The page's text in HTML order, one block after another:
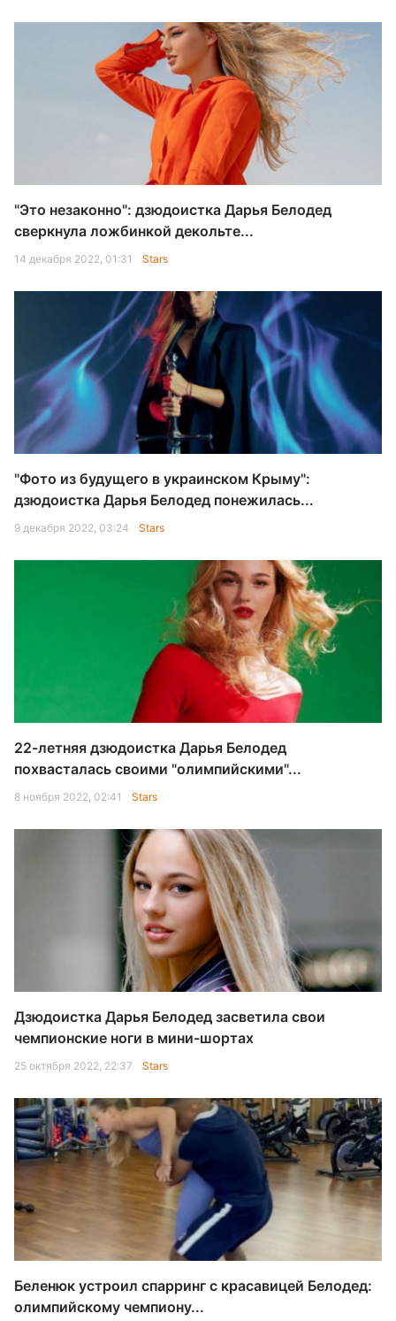
"Это незаконно": дзюдоистка Дарья Белодед
сверкнула ложбинкой декольте...
14 декабря 2022, 01:31 Stars
"Фото из будущего в украинском Крыму":
дзюдоистка Дарья Белодед понежилась...
9 декабря 2022, 03:24 Stars
22-летняя дзюдоистка Дарья Белодед
похвасталась своими "олимпийскими"...
8 ноября 2022, 02:41 Stars
Дзюдоистка Дарья Белодед засветила свои
чемпионские ноги в мини-шортах
25 октября 2022, 22:37 Stars
Беленюк устроил спарринг с красавицей Белодед:
олимпийскому чемпиону...